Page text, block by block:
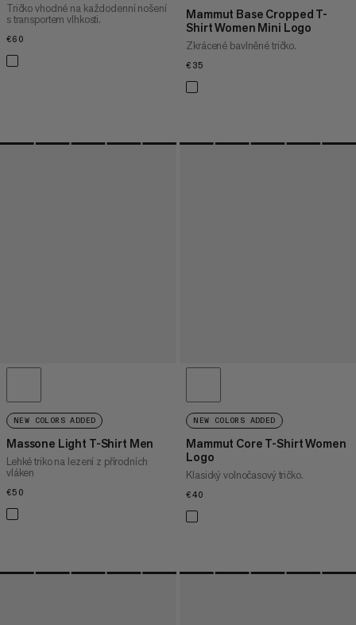
Tričko vhodné na každodenní nošení
s transportem vlhkosti.
€60
Mammut Base Cropped T-
Shirt Women Mini Logo
Zkrácené bavlněné tričko.
€35
NEW COLORS ADDED
Massone Light T-Shirt Men
Lehké triko na lezení z přírodních
vláken
€50
NEW COLORS ADDED
Mammut Core T-Shirt Women
Logo
Klasický volnočasový tričko.
€40